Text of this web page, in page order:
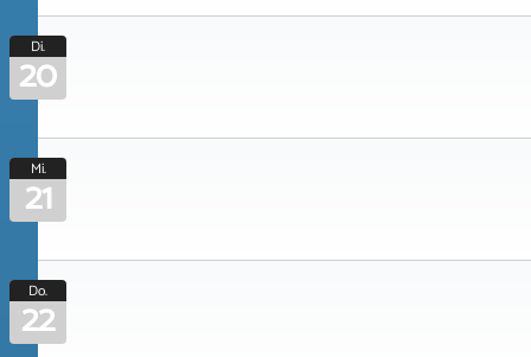
Di.
20
Mi.
21
Do.
22